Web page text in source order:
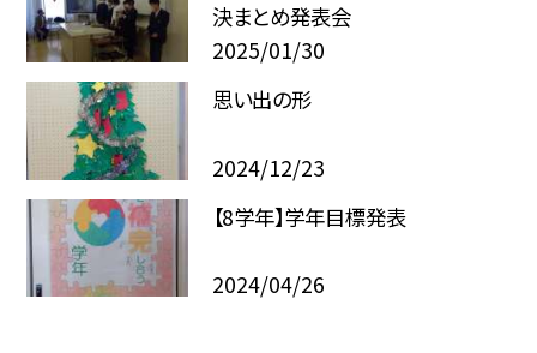
決まとめ発表会
2025/01/30
思い出の形
2024/12/23
【8学年】学年目標発表
2024/04/26